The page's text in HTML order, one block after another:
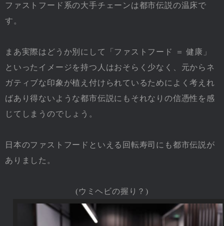
ファストフード系の大手チェーンは都市伝説の温床で
す。
まあ実際はどうか別にして「ファストフード ＝ 健康」
といったイメージを持つ人はおそらく少なく、元からネ
ガティブな印象が植え付けられているためによく考えれ
ばあり得ないような都市伝説にもそれなりの信憑性を感
じてしまうのでしょう。
日本のファストフードといえる回転寿司にも都市伝説が
ありました。
(ウミヘビの握り？)